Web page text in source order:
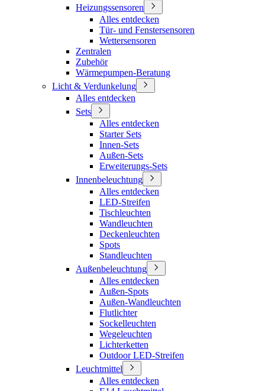
Heizungssensoren
Alles entdecken
Tür- und Fenstersensoren
Wettersensoren
Zentralen
Zubehör
Wärmepumpen-Beratung
Licht & Verdunkelung
Alles entdecken
Sets
Alles entdecken
Starter Sets
Innen-Sets
Außen-Sets
Erweiterungs-Sets
Innenbeleuchtung
Alles entdecken
LED-Streifen
Tischleuchten
Wandleuchten
Deckenleuchten
Spots
Standleuchten
Außenbeleuchtung
Alles entdecken
Außen-Spots
Außen-Wandleuchten
Flutlichter
Sockelleuchten
Wegeleuchten
Lichterketten
Outdoor LED-Streifen
Leuchtmittel
Alles entdecken